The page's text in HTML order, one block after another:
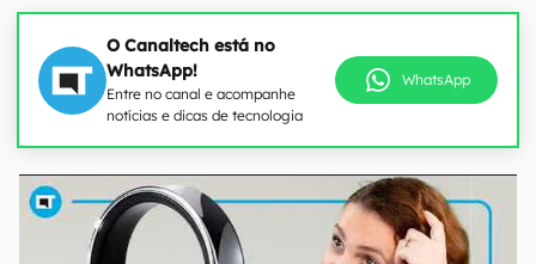
O Canaltech está no
WhatsApp!
Entre no canal e acompanhe
notícias e dicas de tecnologia
WhatsApp